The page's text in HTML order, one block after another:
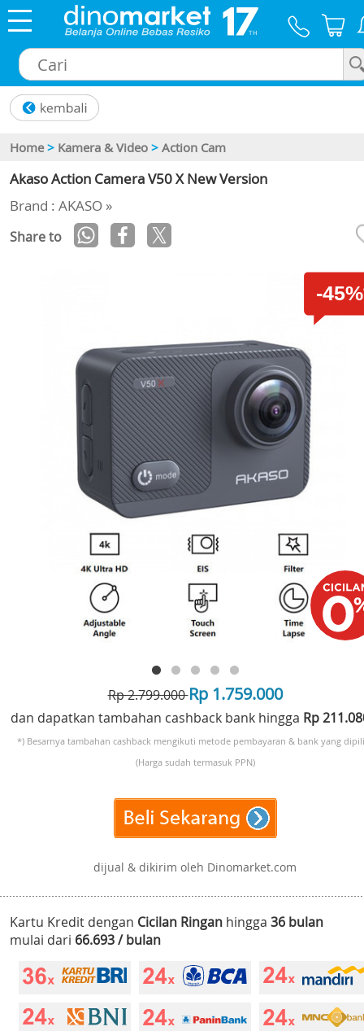
Home > Kamera & Video > Action Cam
Akaso Action Camera V50 X New Version
Brand : AKASO »
Share to
-
Rp 2.799.000Rp 1.759.000
dan dapatkan tambahan cashback bank hingga Rp
*) Besarnya tambahan cashback mengikuti metode pembayaran & bank yang
(Harga sudah termasuk PPN)
dijual & dikirim oleh Dinomarket.com
Kartu Kredit dengan Cicilan Ringan hingga 36 bulan
mulai dari 66.693 / bulan